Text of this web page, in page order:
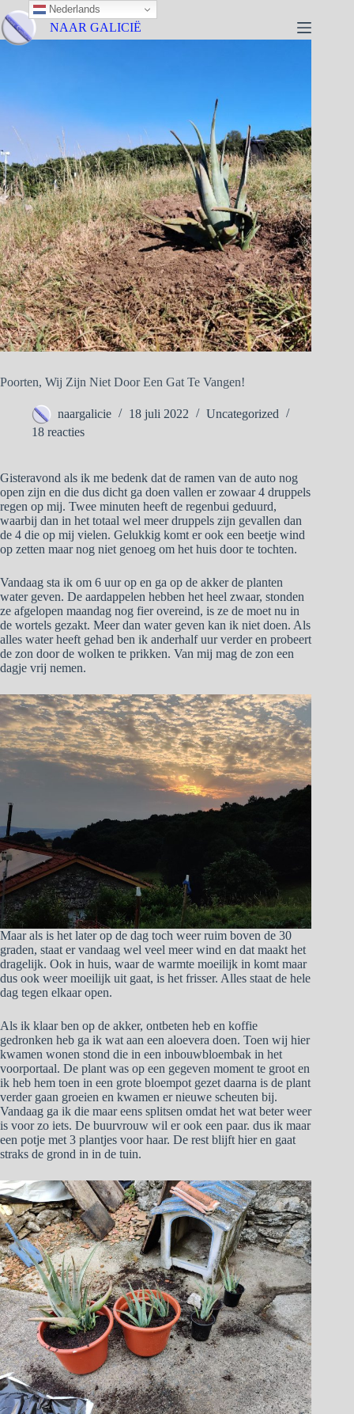
NAAR GALICIË
Poorten, Wij Zijn Niet Door Een Gat Te Vangen!
naargalicie 18 juli 2022
Uncategorized
18 reacties
Gisteravond als ik me bedenk dat de ramen van de auto nog
open zijn en die dus dicht ga doen vallen er zowaar 4 druppels
regen op mij. Twee minuten heeft de regenbui geduurd,
waarbij dan in het totaal wel meer druppels zijn gevallen dan
de 4 die op mij vielen. Gelukkig komt er ook een beetje wind
op zetten maar nog niet genoeg om het huis door te tochten.
Vandaag sta ik om 6 uur op en ga op de akker de planten
water geven. De aardappelen hebben het heel zwaar, stonden
ze afgelopen maandag nog fier overeind, is ze de moet nu in
de wortels gezakt. Meer dan water geven kan ik niet doen. Als
alles water heeft gehad ben ik anderhalf uur verder en probeert
de zon door de wolken te prikken. Van mij mag de zon een
dagje vrij nemen.
Maar als is het later op de dag toch weer ruim boven de 30
graden, staat er vandaag wel veel meer wind en dat maakt het
dragelijk. Ook in huis, waar de warmte moeilijk in komt maar
dus ook weer moeilijk uit gaat, is het frisser. Alles staat de hele
dag tegen elkaar open.
Als ik klaar ben op de akker, ontbeten heb en koffie
gedronken heb ga ik wat aan een aloevera doen. Toen wij hier
kwamen wonen stond die in een inbouwbloembak in het
voorportaal. De plant was op een gegeven moment te groot en
ik heb hem toen in een grote bloempot gezet daarna is de plant
verder gaan groeien en kwamen er nieuwe scheuten bij.
Vandaag ga ik die maar eens splitsen omdat het wat beter weer
is voor zo iets. De buurvrouw wil er ook een paar. dus ik maar
een potje met 3 plantjes voor haar. De rest blijft hier en gaat
straks de grond in in de tuin.
Nederlands